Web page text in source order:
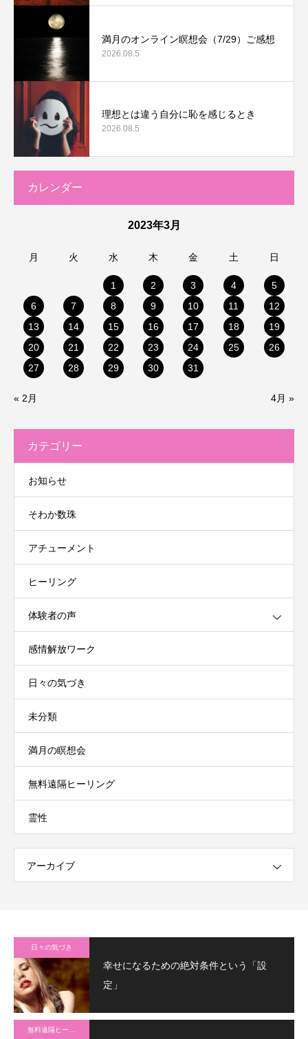
満月のオンライン瞑想会（7/29）ご感想
2026.08.5
理想とは違う自分に恥を感じるとき
2026.08.5
カレンダー
2023年3月
月 火 水 木 金 土 日
1 2 3 4
5
6
7 8 9 10 11
12
13
14 15 16 17 18
19
20
21 22 23 24 25
26
27
28 29 30 31
« 2月 4月 »
カテゴリー
お知らせ
そわか数珠
アチューメント
ヒーリング
体験者の声
感情解放ワーク
日々の気づき
未分類
満月の瞑想会
無料遠隔ヒーリング
霊性
アーカイブ
日々の気づき
幸せになるための絶対条件という「設
定」